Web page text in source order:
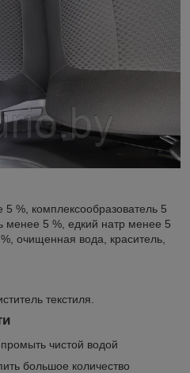
%, комплексообразователь 5
менее 5 %, едкий натр менее 5
очищенная вода, краситель,
текстиля.
чистой водой
большое количество